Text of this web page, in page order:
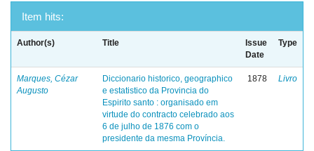
Item hits:
Author(s) Title
Issue
Date
Type
Marques, Cézar
Augusto
Diccionario historico, geographico
e estatistico da Provincia do
Espirito santo : organisado em
virtude do contracto celebrado aos
6 de julho de 1876 com o
presidente da mesma Província.
1878 Livro